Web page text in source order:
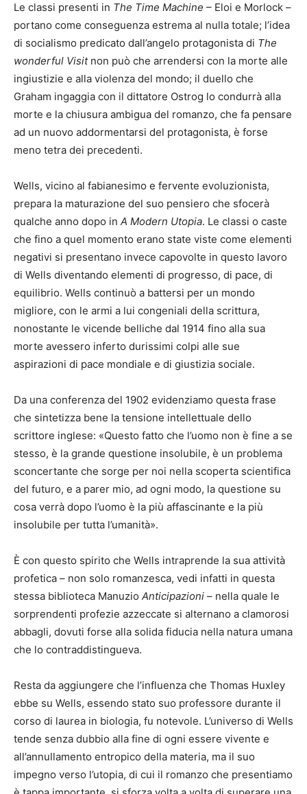
Le classi presenti in The Time Machine – Eloi e Morlock –
portano come conseguenza estrema al nulla totale; l’idea
di socialismo predicato dall’angelo protagonista di The
wonderful Visitnon può che arrendersi con la morte alle
ingiustizie e alla violenza del mondo; il duello che
Graham ingaggia con il dittatore Ostrog lo condurrà alla
morte e la chiusura ambigua del romanzo, che fa pensare
ad un nuovo addormentarsi del protagonista, è forse
meno tetra dei precedenti.
Wells, vicino al fabianesimo e fervente evoluzionista,
prepara la maturazione del suo pensiero che sfocerà
qualche anno dopo in A Modern Utopia. Le classi o caste
che fino a quel momento erano state viste come elementi
negativi si presentano invece capovolte in questo lavoro
di Wells diventando elementi di progresso, di pace, di
equilibrio. Wells continuò a battersi per un mondo
migliore, con le armi a lui congeniali della scrittura,
nonostante le vicende belliche dal 1914 fino alla sua
morte avessero inferto durissimi colpi alle sue
aspirazioni di pace mondiale e di giustizia sociale.
Da una conferenza del 1902 evidenziamo questa frase
che sintetizza bene la tensione intellettuale dello
scrittore inglese: «Questo fatto che l’uomo non è fine a se
stesso, è la grande questione insolubile, è un problema
sconcertante che sorge per noi nella scoperta scientifica
del futuro, e a parer mio, ad ogni modo, la questione su
cosa verrà dopo l’uomo è la più affascinante e la più
insolubile per tutta l’umanità».
È con questo spirito che Wells intraprende la sua attività
profetica – non solo romanzesca, vedi infatti in questa
stessa biblioteca Manuzio Anticipazioni – nella quale le
sorprendenti profezie azzeccate si alternano a clamorosi
abbagli, dovuti forse alla solida fiducia nella natura umana
che lo contraddistingueva.
Resta da aggiungere che l’influenza che Thomas Huxley
ebbe su Wells, essendo stato suo professore durante il
corso di laurea in biologia, fu notevole. L’universo di Wells
tende senza dubbio alla fine di ogni essere vivente e
all’annullamento entropico della materia, ma il suo
impegno verso l’utopia, di cui il romanzo che presentiamo